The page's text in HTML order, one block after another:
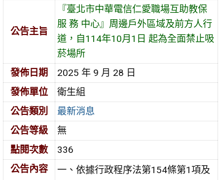
公告主旨
『臺北市中華電信仁愛職場互助教保
服 務 中心』周邊戶外區域及前方人行
道，自114年10月1日 起為全面禁止吸
菸場所
發佈日期
2025 年 9 月 28 日
發佈單位
衛生組
公告類別
最新消息
公告等級
無
點閱次數
336
公告內容
一、依據行政程序法第154條第1項及